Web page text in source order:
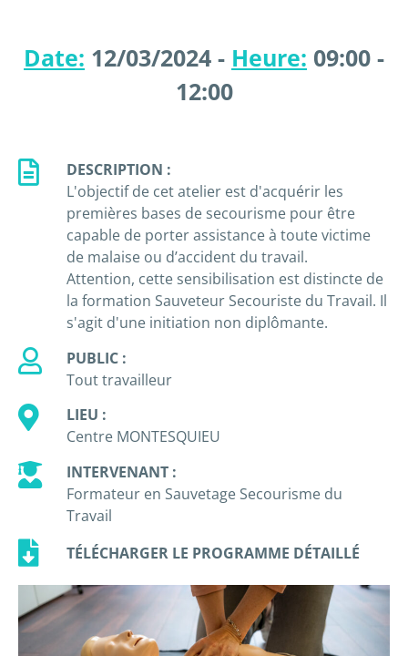
Date: 12/03/2024 - Heure: 09:00 -
12:00
DESCRIPTION :
L'objectif de cet atelier est d'acquérir les
premières bases de secourisme pour être
capable de porter assistance à toute victime
de malaise ou d’accident du travail.
Attention, cette sensibilisation est distincte de
la formation Sauveteur Secouriste du Travail. Il
s'agit d'une initiation non diplômante.
PUBLIC :
Tout travailleur
LIEU :
Centre MONTESQUIEU
INTERVENANT :
Formateur en Sauvetage Secourisme du
Travail
TÉLÉCHARGER LE PROGRAMME DÉTAILLÉ